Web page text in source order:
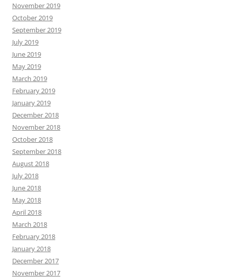
November 2019
October 2019
September 2019
July 2019
June 2019
May 2019
March 2019
February 2019
January 2019
December 2018
November 2018
October 2018
September 2018
August 2018
July 2018
June 2018
May 2018
April 2018
March 2018
February 2018
January 2018
December 2017
November 2017